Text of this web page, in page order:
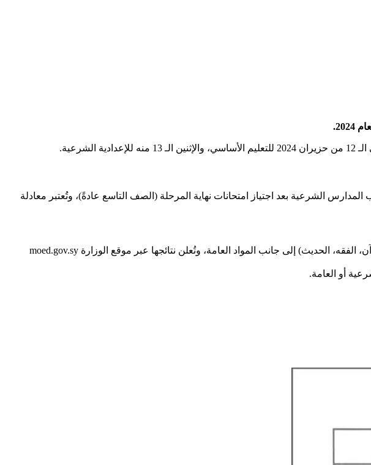
الشرعية بعد اجتياز امتحانات نهاية المرحلة (الصف التاسع عادةً)، وتُعتبر معادلة
التعليم الأساسي الشرعية: تغطي الصفوف 1-9 في المدارس الشرعية، مع التركيز على العلوم الشرعية (القرآن، الفقه، الحديث) إلى جانب المواد العامة، وتُعلن نتائجها عبر موقع الوزارة moed.gov.sy
أو العامة.